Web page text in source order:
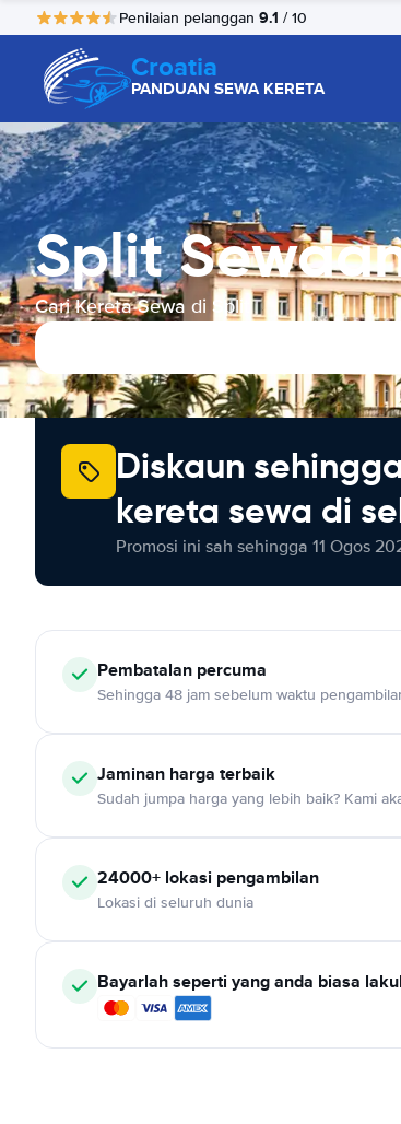
Penilaian pelanggan 9.1 / 10
Croatia
PANDUAN SEWA KERETA
Split
Cari Kereta Sewa di Split
Diskaun
kereta sewa di
Promosi ini sah sehingga 11 Ogos
Pembatalan percuma
Sehingga 48 jam sebelum waktu
Jaminan harga terbaik
Sudah jumpa harga yang lebih baik? Kami
24000+ lokasi pengambilan
Lokasi di seluruh dunia
Bayarlah seperti yang anda biasa